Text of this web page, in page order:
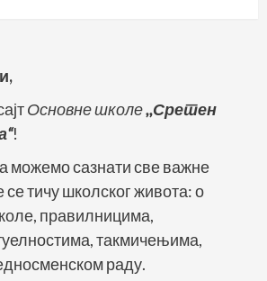
Основне школе,,Сретен
!
можемо сазнати све важне
се тичу школског живота: о
правилницима,
такмичењима,
раду.